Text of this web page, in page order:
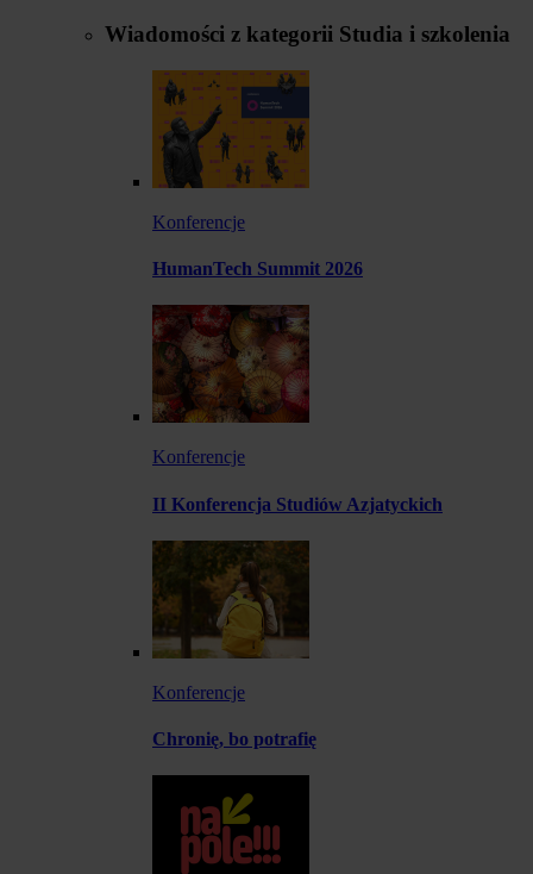
Wiadomości z kategorii Studia i szkolenia
Konferencje
HumanTech Summit 2026
Konferencje
II Konferencja Studiów Azjatyckich
Konferencje
Chronię, bo potrafię